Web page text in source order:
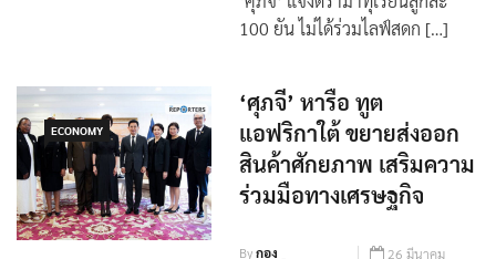
บรรณาธิการ
2026
ECONOMY
‘ศุภจี’ หารือ ทูต
แอฟริกาใต้ ขยายส่งออก
สินค้าศักยภาพ เสริมความ
ร่วมมือทางเศรษฐกิจ